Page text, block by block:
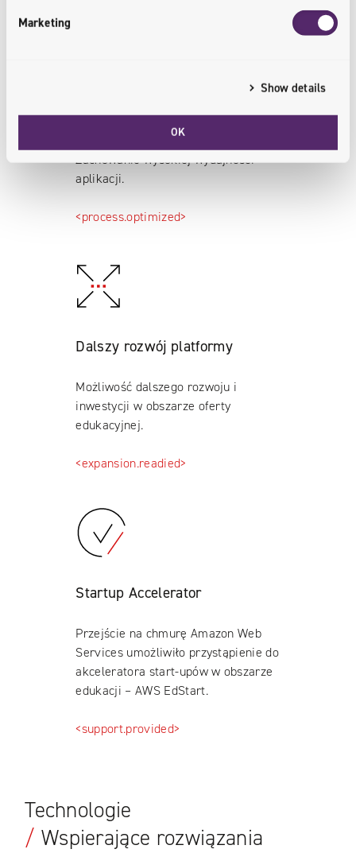
Marketing
Show details
OK
Optymalizacja działania
Zachowanie wysokiej wydajności
aplikacji.
<process.optimized>
Dalszy rozwój platformy
Możliwość dalszego rozwoju i
inwestycji w obszarze oferty
edukacyjnej.
<expansion.readied>
Startup Accelerator
Przejście na chmurę Amazon Web
Services umożliwiło przystąpienie do
akceleratora start-upów w obszarze
edukacji – AWS EdStart.
<support.provided>
Technologie
/ Wspierające rozwiązania